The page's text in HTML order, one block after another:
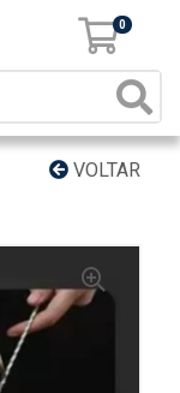
0
VOLTAR